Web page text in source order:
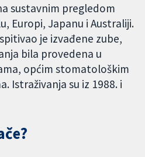
sustavnim pregledom
Europi, Japanu i Australiji.
je izvađene zube,
bila provedena u
općim stomatološkim
Istraživanja su iz 1988. i